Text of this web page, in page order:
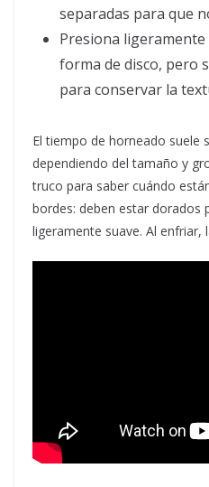
separadas para que
Presiona
forma de disco, pero
para conservar la
El tiempo de horneado suele
dependiendo del tamaño y
truco para saber cuándo
bordes: deben estar dorados
ligeramente suave. Al enfriar,